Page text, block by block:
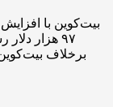
۹۷ هزار